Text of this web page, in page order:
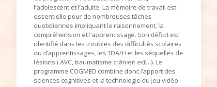
l’adolescent et l’adulte. La mémoire de travail est
essentielle pour de nombreuses tâches
quotidiennes impliquant le raisonnement, la
compréhension et l’apprentissage. Son déficit est
identifié dans les troubles des difficultés scolaires
ou d’apprentissages, les TDA/H et les séquelles de
lésions ( AVC, traumatisme crânien ect…). Le
programme COGMED combine donc l’apport des
sciences cognitives et la technologie du jeu vidéo